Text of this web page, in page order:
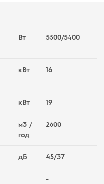
Вт 5500/5400
кВт 16
кВт 19
м3 /
год
2600
дБ 45/37
-